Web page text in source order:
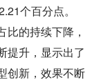
个百分点。
比的持续下降，
提升，显示出了
创新，效果不断